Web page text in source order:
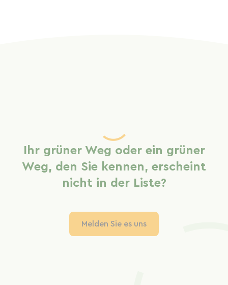
Ihr grüner Weg oder ein grüner
Weg, den Sie kennen, erscheint
nicht in der Liste?
Melden Sie es uns